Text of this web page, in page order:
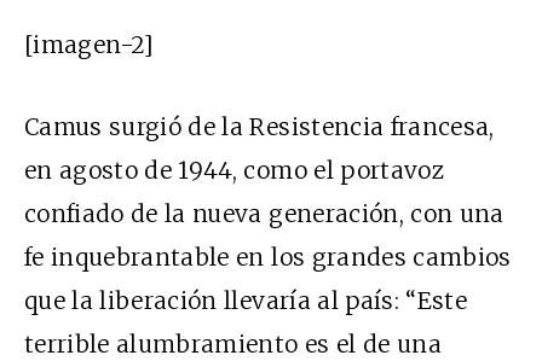
[imagen-2]
Camus surgió de la Resistencia francesa,
en agosto de 1944, como el portavoz
confiado de la nueva generación, con una
fe inquebrantable en los grandes cambios
que la liberación llevaría al país: “Este
terrible alumbramiento es el de una